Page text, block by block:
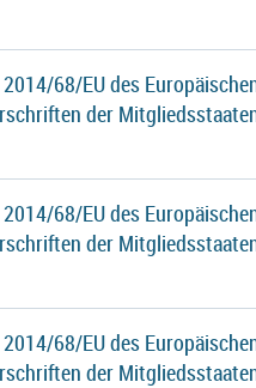
68/EU des
der
68/EU des
der
68/EU des
der